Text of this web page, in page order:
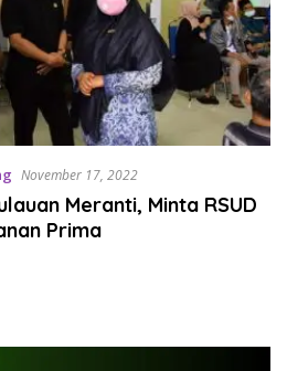
November 17, 2022
Meranti, Minta RSUD
Prima